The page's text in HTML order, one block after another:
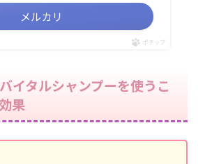
メルカリ
ポチップ
タルシャンプーを使うこ
果